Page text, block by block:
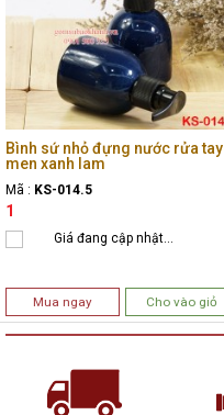
Bình sứ nhỏ đựng nước rửa tay
men xanh lam
Mã : KS-014.5
1
Giá đang cập nhật...
Mua ngay Cho vào giỏ